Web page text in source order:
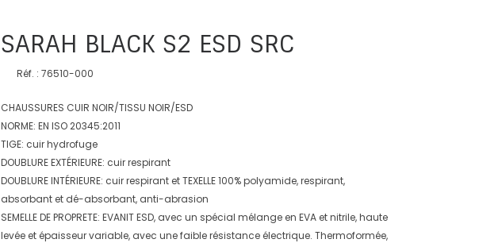
SARAH BLACK S2 ESD SRC
Réf. : 76510-000
CHAUSSURES CUIR NOIR/TISSU NOIR/ESD
NORME: EN ISO 20345:2011
TIGE: cuir hydrofuge
DOUBLURE EXTÉRIEURE: cuir respirant
DOUBLURE INTÉRIEURE: cuir respirant et TEXELLE 100% polyamide, respirant,
absorbant et dé-absorbant, anti-abrasion
SEMELLE DE PROPRETE: EVANIT ESD, avec un spécial mélange en EVA et nitrile, haute
levée et épaisseur variable, avec une faible résistance électrique. Thermoformée,